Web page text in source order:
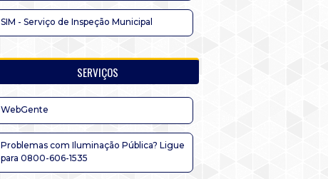
SIM - Serviço de Inspeção Municipal
SERVIÇOS
WebGente
Problemas com Iluminação Pública? Ligue
para 0800-606-1535